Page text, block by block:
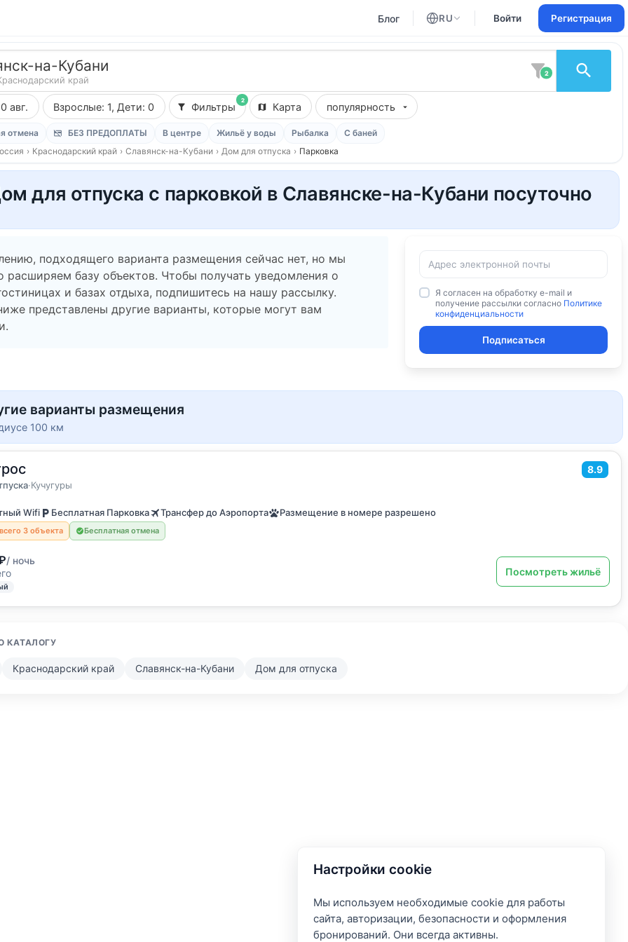
Блог RU
Английский
Войти Регистрация
Настройки cookie
Мы используем необходимые cookie для работы
сайта, авторизации, безопасности и оформления
бронирований. Они всегда активны.
на-Кубани
край
2
авг. Взрослые: 1, Дети: 0
2
Фильтры Карта популярность
отмена БЕЗ ПРЕДОПЛАТЫ В центре Жильё у воды Рыбалка
С баней
› Краснодарский край › Славянск-на-Кубани › Дом для отпуска › Парковка
для отпуска с парковкой в Славянске-на-Кубани посуточно
подходящего варианта размещения сейчас нет, но мы
расширяем базу объектов. Чтобы получать уведомления о
и базах отдыха, подпишитесь на нашу рассылку.
представлены другие варианты, которые могут вам
Я согласен на обработку e-mail и
получение рассылки согласно Политике
конфиденциальности
Подписаться
варианты размещения
100 км
8.9
·Кучугуры
Wifi Бесплатная Парковка Трансфер до Аэропорта Размещение в номере разрешено
3 объекта Бесплатная отмена
/ ночь
Посмотреть жильё
КАТАЛОГУ
Краснодарский край Славянск-на-Кубани Дом для отпуска